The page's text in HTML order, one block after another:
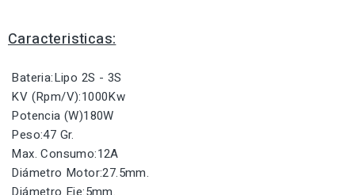
Caracteristicas:
Bateria:Lipo 2S - 3S
KV (Rpm/V):1000Kw
Potencia (W)180W
Peso:47 Gr.
Max. Consumo:12A
Diámetro Motor:27.5mm.